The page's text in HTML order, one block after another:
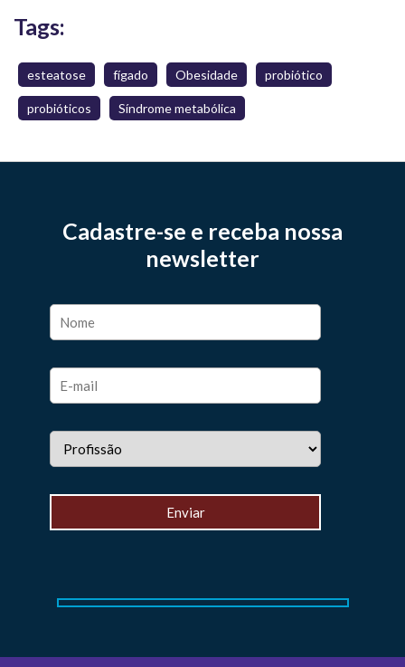
Tags:
esteatose fígado Obesidade probiótico
probióticos Síndrome metabólica
Cadastre-se e receba nossa
newsletter